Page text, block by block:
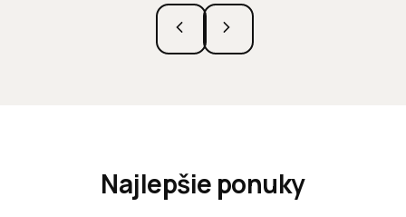
Najlepšie ponuky